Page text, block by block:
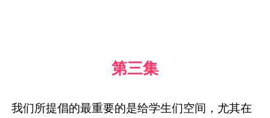
第三集
我们所提倡的最重要的是给学生们空间， 尤其在